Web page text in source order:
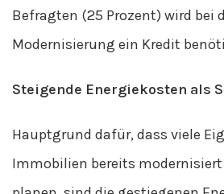
Befragten (25 Prozent) wird bei
Modernisierung ein Kredit
Steigende Energiekosten als
Hauptgrund dafür, dass viele
Immobilien bereits modernisiert